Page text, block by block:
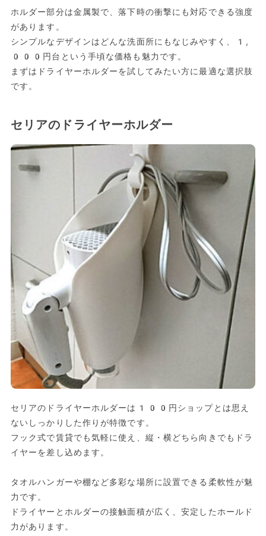
ホルダー部分は金属製で、落下時の衝撃にも対応できる強度
があります。
シンプルなデザインはどんな洗面所にもなじみやすく、1,
000円台という手頃な価格も魅力です。
まずはドライヤーホルダーを試してみたい方に最適な選択肢
です。
セリアのドライヤーホルダー
セリアのドライヤーホルダーは100円ショップとは思え
ないしっかりした作りが特徴です。
フック式で賃貸でも気軽に使え、縦・横どちら向きでもドラ
イヤーを差し込めます。
タオルハンガーや棚など多彩な場所に設置できる柔軟性が魅
力です。
ドライヤーとホルダーの接触面積が広く、安定したホールド
力があります。